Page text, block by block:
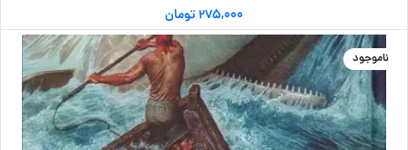
۲۷۵,۰۰۰تومان
ناموجود